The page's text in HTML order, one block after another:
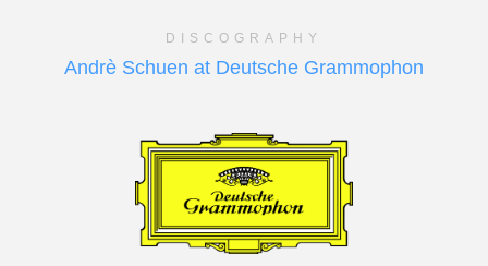
DISCOGRAPHY
Andrè Schuen at Deutsche Grammophon